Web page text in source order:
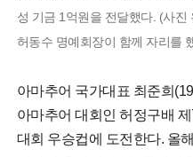
성 기금 1억원을 전달했다. (사진
허동수 명예회장이 함께 자리를
아마추어 국가대표 최준희
아마추어 대회인 허정구배
대회 우승컵에 도전한다. 올